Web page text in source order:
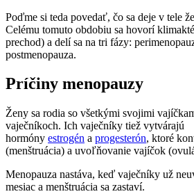
Poďme si teda povedať, čo sa deje v tele
Celému tomuto obdobiu sa hovorí
prechod) a delí sa na tri fázy:
postmenopauza.
Príčiny menopauzy
Ženy sa rodia so všetkými svojimi
vaječníkoch. Ich vaječníky tiež vytvárajú
hormóny estrogén a progesterón, ktoré
(menštruácia) a uvoľňovanie vajíčok
Menopauza nastáva, keď vaječníky už
mesiac a menštruácia sa zastaví.